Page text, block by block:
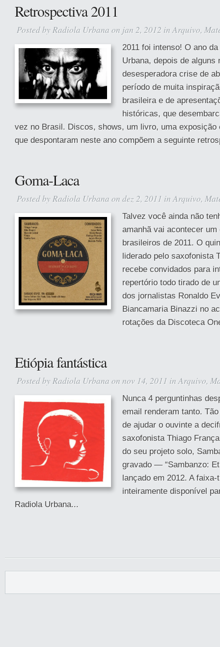
Retrospectiva 2011
Posted by Radiola Urbana on jan 2, 2012 inArquivo,
2011 foi intenso! O ano
Urbana, depois de alguns
desesperadora crise de
período de muita
brasileira e de
históricas, que
vez no Brasil. Discos, shows, um livro, uma exposição
que despontaram neste ano compõem a seguinte
Goma-Laca
Posted by Radiola Urbana on dez 2, 2011 inArquivo,
Talvez você ainda não
amanhã vai acontecer
brasileiros de 2011. O
liderado pelo saxofonista
recebe convidados para
repertório todo tirado de
dos jornalistas Ronaldo
Biancamaria Binazzi no
rotações da Discoteca
Etiópia fantástica
Posted by Radiola Urbana on nov 14, 2011 inArquivo,
Nunca 4 perguntinhas
email renderam tanto.
de ajudar o ouvinte a
saxofonista Thiago
do seu projeto solo,
gravado — “Sambanzo:
lançado em 2012. A
inteiramente disponível
Radiola Urbana...